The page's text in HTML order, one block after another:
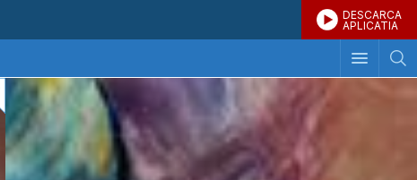
DESCARCA
APLICATIA